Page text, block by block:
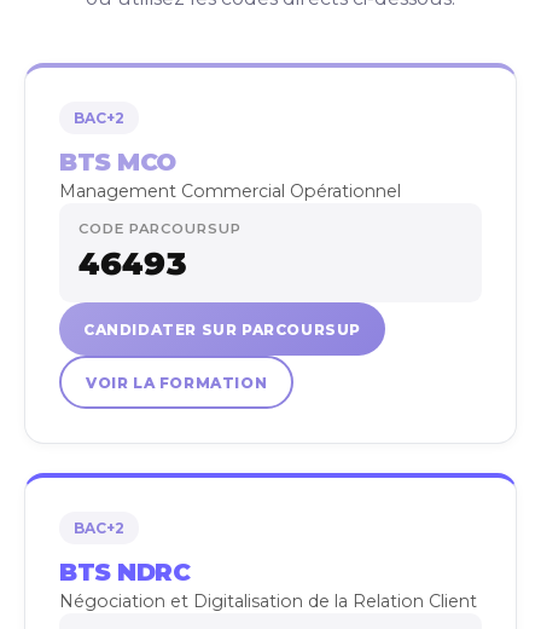
BAC+2
BTS MCO
Management Commercial Opérationnel
CODE PARCOURSUP
46493
CANDIDATER SUR PARCOURSUP
VOIR LA FORMATION
BAC+2
BTS NDRC
Négociation et Digitalisation de la Relation Client